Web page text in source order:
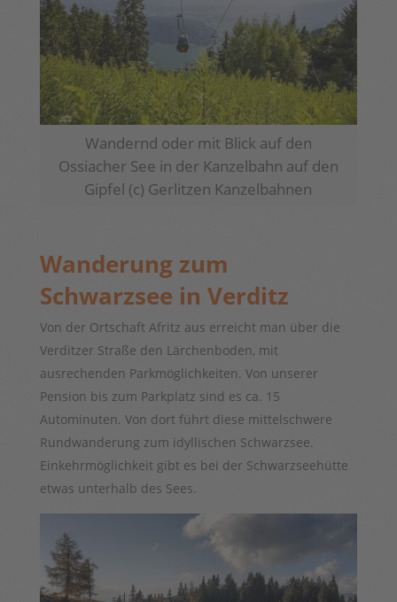
Wandernd oder mit Blick auf den
Ossiacher See in der Kanzelbahn auf den
Gipfel (c) Gerlitzen Kanzelbahnen
Wanderung zum
Schwarzsee in Verditz
Von der Ortschaft Afritz aus erreicht man über die
Verditzer Straße den Lärchenboden, mit
ausrechenden Parkmöglichkeiten. Von unserer
Pension bis zum Parkplatz sind es ca. 15
Autominuten. Von dort führt diese mittelschwere
Rundwanderung zum idyllischen Schwarzsee.
Einkehrmöglichkeit gibt es bei der Schwarzseehütte
etwas unterhalb des Sees.